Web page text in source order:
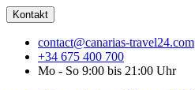
Kontakt
contact@canarias-travel24.com
+34 675 400 700
Mo - So 9:00 bis 21:00 Uhr